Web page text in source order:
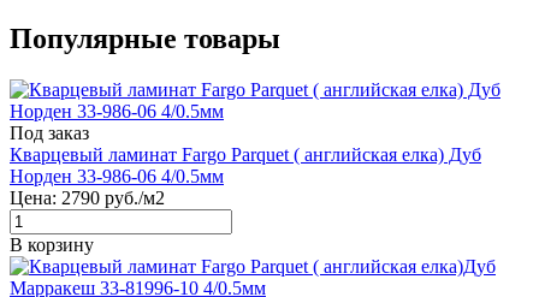
Популярные товары
Под заказ
Кварцевый ламинат Fargo Parquet ( английская елка) Дуб
Норден 33-986-06 4/0.5мм
Цена: 2790 руб./м2
В корзину